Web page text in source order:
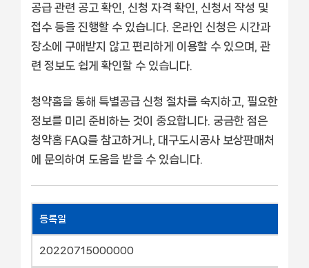
공급 관련 공고 확인, 신청 자격 확인, 신청서 작성 및
접수 등을 진행할 수 있습니다. 온라인 신청은 시간과
장소에 구애받지 않고 편리하게 이용할 수 있으며, 관
련 정보도 쉽게 확인할 수 있습니다.
청약홈을 통해 특별공급 신청 절차를 숙지하고, 필요한
정보를 미리 준비하는 것이 중요합니다. 궁금한 점은
청약홈 FAQ를 참고하거나, 대구도시공사 보상판매처
에 문의하여 도움을 받을 수 있습니다.
등록일
20220715000000